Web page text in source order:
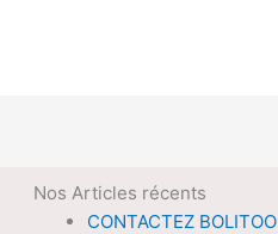
Nos Articles récents
CONTACTEZ BOLITOO